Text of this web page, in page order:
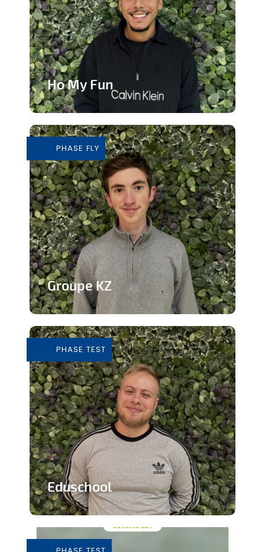
Ho My Fun
inclusive
En savoir plus
PHASE FLY
Groupe KZ
main
En savoir plus
PHASE TEST
Eduschool
de professeurs en secondaire